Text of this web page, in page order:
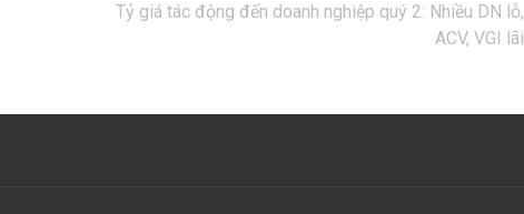
Tỷ giá tác động đến doanh nghiệp quý 2: Nhiều DN lỗ,
ACV, VGI lãi